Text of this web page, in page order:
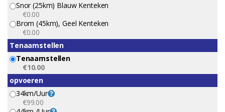
Snor (25km) Blauw Kenteken
€0.00
Brom (45km), Geel Kenteken
€0.00
Tenaamstellen
Tenaamstellen
€10.00
opvoeren
34km/uur
€99.00